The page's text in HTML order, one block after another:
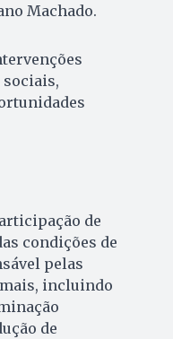
Machado.
de
condições de
pelas
incluindo
de